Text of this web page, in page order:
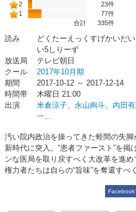
2
23件
1
77件
合計
335件
読み
どくたーえっくすげかいだ
い5しりーず
放送局
テレビ朝日
クール
2017年10月期
期間
2017-10-12 ～ 2017-12-14
時間帯
木曜日 21:00
出演
米倉涼子、 永山絢斗、 内田
一...
汚い院内政治を操ってきた蛭間の失
新時代に突入。“患者ファースト”を
ンな医局を取り戻すべく大改革を進
権力者たちは自らの“旨味”を奪還すべ
Facebook